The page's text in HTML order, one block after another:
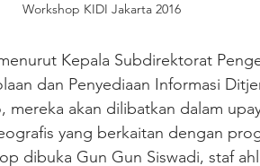
Workshop KIDI Jakarta 2016
Kepala Subdirektorat
dan Penyediaan Informasi
mereka akan dilibatkan dalam
yang berkaitan dengan
dibuka Gun Gun Siswadi, staf